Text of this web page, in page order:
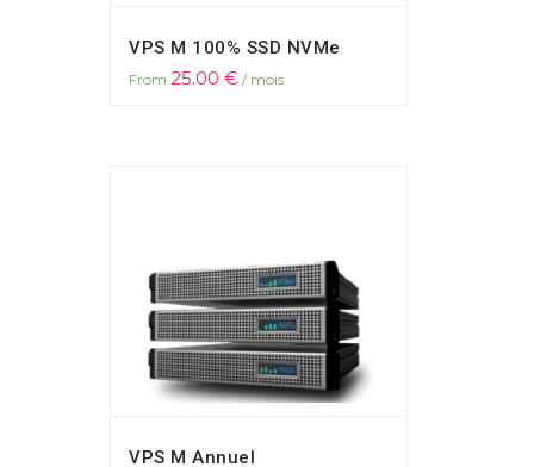
VPS M 100% SSD NVMe
From 25.00 € / mois
VPS M Annuel